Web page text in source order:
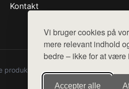
Vi bruger cookies på
mere relevant indhold
bedre – ikke for at være
Accepter alle
Kontakt
fra diverse webshops. Der